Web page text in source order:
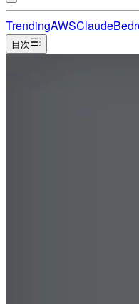
TrendingAWSClaude
目次